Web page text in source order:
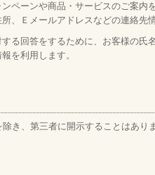
ペーンや商品・サービスのご案内
、Ｅメールアドレスなどの連絡先
る回答をするために、お客様の氏名
を利用します。
き、第三者に開示することはありま